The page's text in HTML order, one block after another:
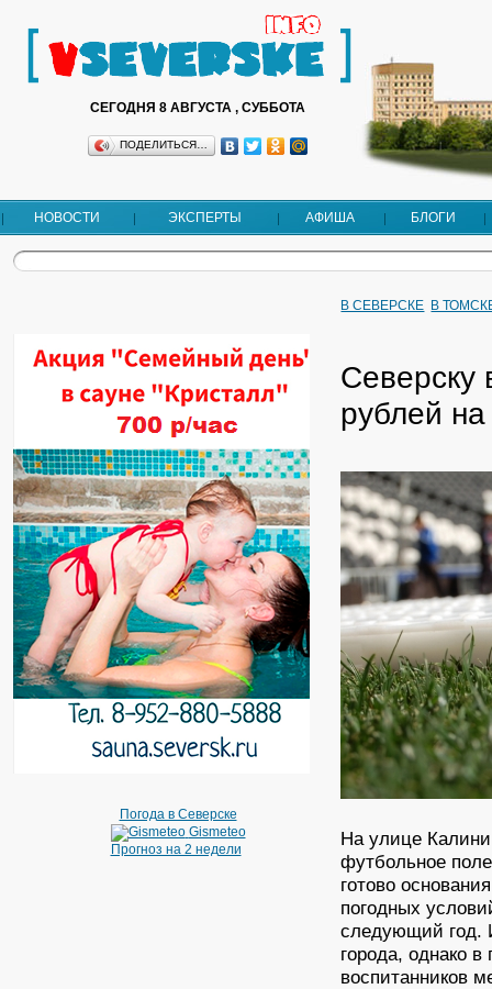
СЕГОДНЯ 8 АВГУСТА , СУББОТА
ПОДЕЛИТЬСЯ…
НОВОСТИ ЭКСПЕРТЫ АФИША БЛОГИ
Погода в Северске
Gismeteo
Прогноз на 2 недели
В СЕВЕРСКЕ В
Северску
рублей
На улице
футбольное
готово
погодных
следующий год.
города, однако
воспитанников